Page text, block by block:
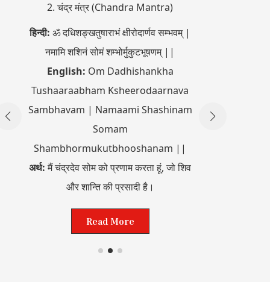
2. चंद्र मंत्र (Chandra Mantra)
हिन्दी: ॐ दधिशङ्खतुषाराभं क्षीरोदार्णव सम्भवम् |
नमामि शशिनं सोमं शम्भोर्मुकुटभूषणम् ||
English: Om Dadhishankha
Tushaaraabham Ksheerodaarnava
Sambhavam | Namaami Shashinam
Somam
Shambhormukutbhooshanam ||
अर्थ:मैं चंद्रदेव सोम को प्रणाम करता हूं, जो शिव
और शान्ति की प्रसादी है।
Read More